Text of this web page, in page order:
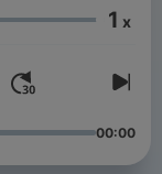
1 x
00:00